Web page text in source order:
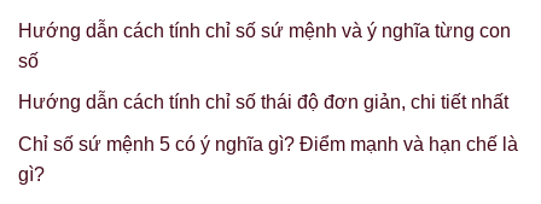
Hướng dẫn cách tính chỉ số sứ mệnh và ý nghĩa từng con
số
Hướng dẫn cách tính chỉ số thái độ đơn giản, chi tiết nhất
Chỉ số sứ mệnh 5 có ý nghĩa gì? Điểm mạnh và hạn chế là
gì?